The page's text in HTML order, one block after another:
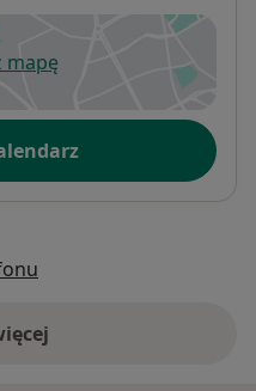
mapęsię w nowej karcie